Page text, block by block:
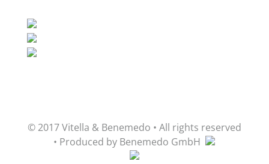
© 2017 Vitella & Benemedo • All rights reserved
• Produced by Benemedo GmbH